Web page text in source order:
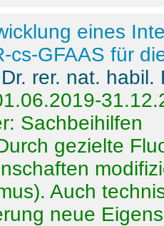
eines
cs-GFAAS für
rer. nat.
Sachbeihilfen
gezielte
Auch
neue